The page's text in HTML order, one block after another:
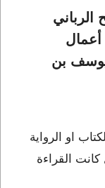
الرباني
أعمال
يوسف بن
او الرواية
القراءة